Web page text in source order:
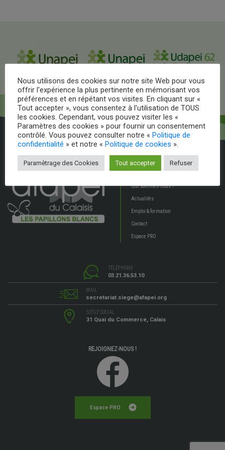
Accueil
Le + associatif
Qui sommes-nous ?
Actualités
Emploi & formation
Contact
Espace PRO
TÉLÉPHONE
03.21.36.53.10
MAIL
secretariat.siege@afapei.org
SIÈGE SOCIAL
31 Quai du Commerce, Calais
REJOIGNEZ-NOUS !
Espace PRO
Nous utilisons des cookies sur notre site Web pour vous
offrir l'expérience la plus pertinente en mémorisant vos
préférences et en répétant vos visites. En cliquant sur «
Tout accepter », vous consentez à l'utilisation de TOUS
les cookies. Cependant, vous pouvez visiter les «
Paramètres des cookies » pour fournir un consentement
contrôlé. Vous pouvez consulter notre « Politique de
confidentialité » et notre « Politique de cookies ».
Paramètrage des Cookies Tout accepter Refuser